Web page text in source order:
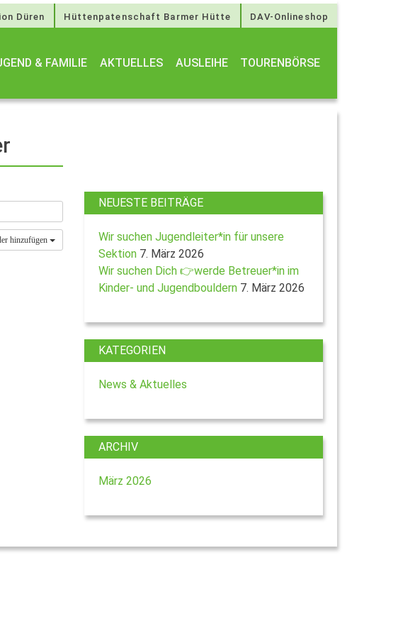
Düren Hüttenpatenschaft Barmer Hütte DAV-Onlineshop
& FAMILIE AKTUELLES AUSLEIHE TOURENBÖRSE
hinzufügen
NEUESTE BEITRÄGE
Wir suchen Jugendleiter*in für unsere
Sektion 7. März 2026
Wir suchen Dich 👉werde Betreuer*in im
Kinder- und Jugendbouldern 7. März 2026
KATEGORIEN
News & Aktuelles
ARCHIV
März 2026